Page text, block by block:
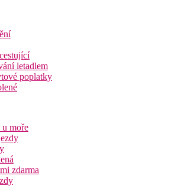
letadlem
poplatky
moře
zdarma